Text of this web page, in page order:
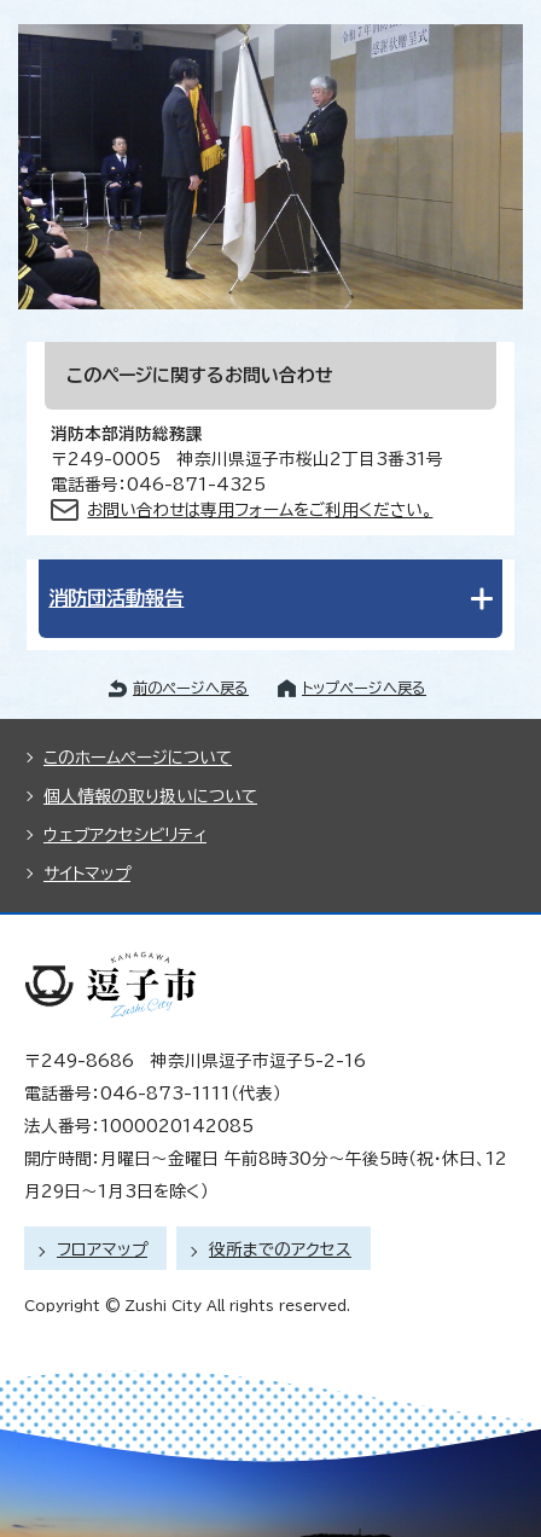
このページに関する お問い合わせ
消防本部消防総務課
〒249-0005 神奈川県逗子市桜山2丁目3番31号
電話番号：046-871-4325
お問い合わせは専用フォームをご利用ください。
消防団活動報告
前のページへ戻る トップページへ戻る
このホームページについて
個人情報の取り扱いについて
ウェブアクセシビリティ
サイトマップ
〒249-8686 神奈川県逗子市逗子5-2-16
電話番号：046-873-1111（代表）
法人番号：1000020142085
開庁時間：月曜日～金曜日 午前8時30分～午後5時（祝・休日、12
月29日～1月3日を除く）
フロアマップ 役所までのアクセス
Copyright © Zushi City All rights reserved.